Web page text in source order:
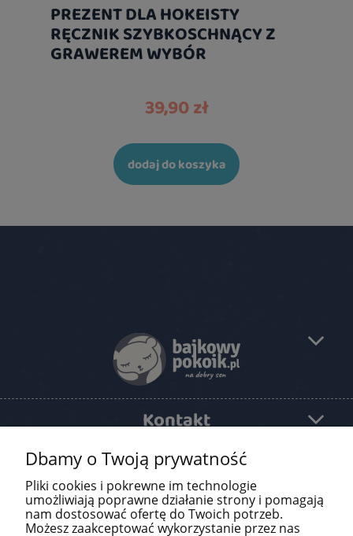
PREZENT DLA HOKEISTY
RĘCZNIK SZYBKOSCHNĄCY Z
GRAWEREM WYBÓR
39,90 zł
dodaj do koszyka
Kontakt
Pomoc
O firmie
Dbamy o Twoją prywatność
Pliki cookies i pokrewne im technologie
umożliwiają poprawne działanie strony i pomagają
nam dostosować ofertę do Twoich potrzeb.
Możesz zaakceptować wykorzystanie przez nas